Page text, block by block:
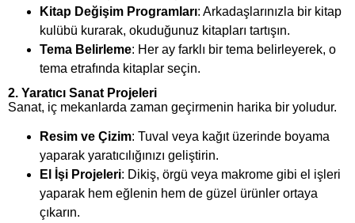
Kitap Değişim Programları: Arkadaşlarınızla bir kitap
kulübü kurarak, okuduğunuz kitapları tartışın.
Tema Belirleme: Her ay farklı bir tema belirleyerek, o
tema etrafında kitaplar seçin.
2. Yaratıcı Sanat Projeleri
Sanat, iç mekanlarda zaman geçirmenin harika bir yoludur.
Resim ve Çizim: Tuval veya kağıt üzerinde boyama
yaparak yaratıcılığınızı geliştirin.
El İşi Projeleri: Dikiş, örgü veya makrome gibi el işleri
yaparak hem eğlenin hem de güzel ürünler ortaya
çıkarın.